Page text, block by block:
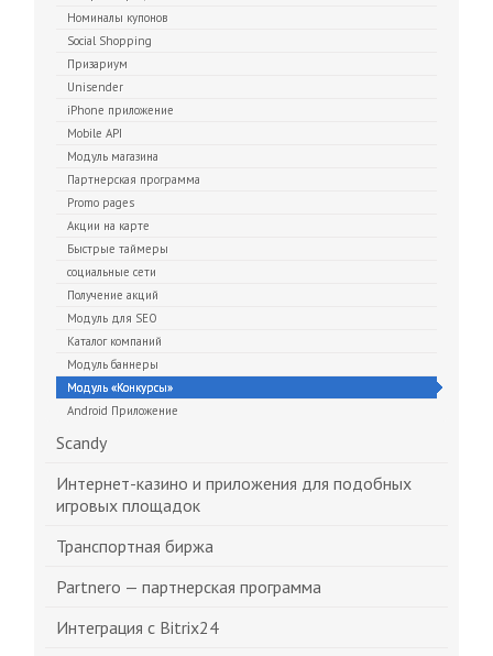
Номиналы купонов
Social Shopping
Призариум
Unisender
iPhone приложение
Mobile API
Модуль магазина
Партнерская программа
Promo pages
Акции на карте
Быстрые таймеры
социальные сети
Получение акций
Модуль для SEO
Каталог компаний
Модуль баннеры
Модуль «Конкурсы»
Android Приложение
Scandy
Интернет-казино и приложения для подобных
игровых площадок
Транспортная биржа
Partnero — партнерская программа
Интеграция с Bitrix24